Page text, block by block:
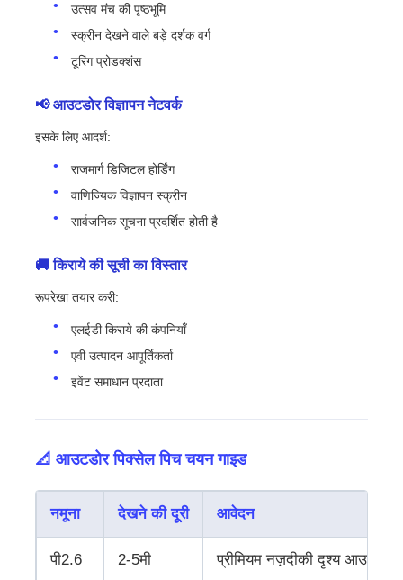
उत्सव मंच की पृष्ठभूमि
स्क्रीन देखने वाले बड़े दर्शक वर्ग
टूरिंग प्रोडक्शंस
📢 आउटडोर विज्ञापन नेटवर्क
इसके लिए आदर्श:
राजमार्ग डिजिटल होर्डिंग
वाणिज्यिक विज्ञापन स्क्रीन
सार्वजनिक सूचना प्रदर्शित होती है
🚚 किराये की सूची का विस्तार
रूपरेखा तयार करी:
एलईडी किराये की कंपनियाँ
एवी उत्पादन आपूर्तिकर्ता
इवेंट समाधान प्रदाता
📐 आउटडोर पिक्सेल पिच चयन गाइड
नमूना देखने की दूरी आवेदन
पी2.6 2-5मी प्रीमियम नज़दीकी दृश्य आउटडोर